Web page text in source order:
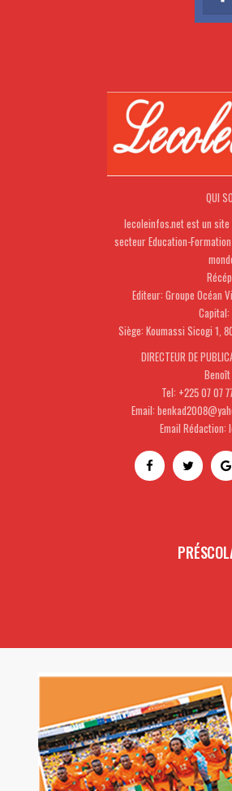
QUI
lecoleinfos.net est un
secteur Education-
Editeur: Groupe Océan
Capital:
Siège: Koumassi Sicogi 1,
DIRECTEUR DE
Benoît
Tel: +225 07 07
Email:
Email Rédaction: